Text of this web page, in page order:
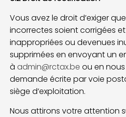
Vous avez le droit d’exiger
incorrectes soient corrigées
inappropriées ou devenues
supprimées en envoyant un
à admin@rctax.be ou en
demande écrite par voie
siège d’exploitation.
Nous attirons votre attention